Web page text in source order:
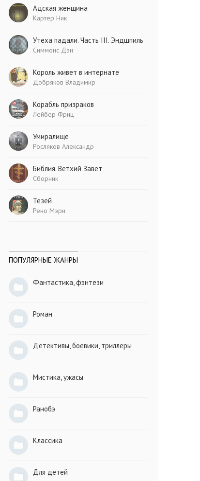
Адская женщина
Картер Ник
Утеха падали. Часть III. Эндшпиль
Симмонс Дэн
Король живет в интернате
Добряков Владимир
Корабль призраков
Лейбер Фриц
Умиралище
Росляков Александр
Библия. Ветхий Завет
Сборник
Тезей
Рено Мэри
ПОПУЛЯРНЫЕ ЖАНРЫ
Фантастика, фэнтези
Роман
Детективы, боевики, триллеры
Мистика, ужасы
Ранобэ
Классика
Для детей